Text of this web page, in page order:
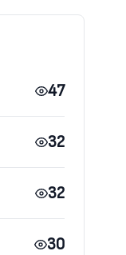
47
32
32
30